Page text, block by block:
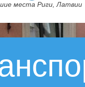
места Риги, Латвии